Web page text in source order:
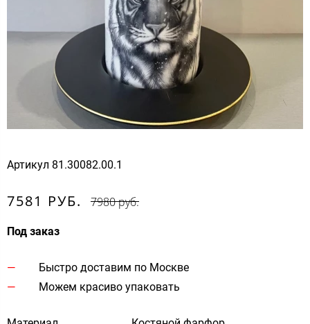
Артикул 81.30082.00.1
7581 РУБ. 7980 руб.
Под заказ
Быстро доставим по Москве
Можем красиво упаковать